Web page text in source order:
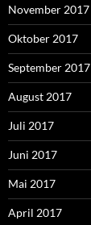
November 2017
Oktober 2017
September 2017
August 2017
Juli 2017
Juni 2017
Mai 2017
April 2017